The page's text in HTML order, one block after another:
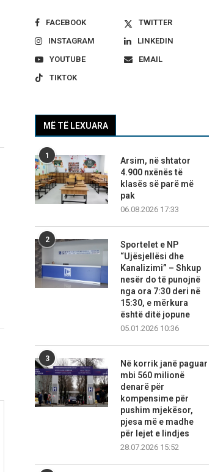
FACEBOOK
TWITTER
INSTAGRAM
LINKEDIN
YOUTUBE
EMAIL
TIKTOK
MË TË LEXUARA
1
Arsim, në shtator
4.900 nxënës të
klasës së parë më
pak
06.08.2026 17:33
2
Sportelet e NP
“Ujësjellësi dhe
Kanalizimi” – Shkup
nesër do të punojnë
nga ora 7:30 deri në
15:30, e mërkura
është ditë jopune
05.01.2026 10:36
3
Në korrik janë paguar
mbi 560 milionë
denarë për
kompensime për
pushim mjekësor,
pjesa më e madhe
për lejet e lindjes
28.07.2026 15:52